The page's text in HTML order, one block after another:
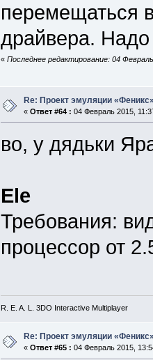
перемещаться
драйвера. Надо
«Последнее редактирование: 04
Re: Проект эмуляции
« Ответ #64 : 04 Февраль 2015,
во, у дядьки
Ele
Требования:
процессор от
R. E. A. L. 3DO Interactive Multiplayer
Re: Проект эмуляции
« Ответ #65 : 04 Февраль 2015,